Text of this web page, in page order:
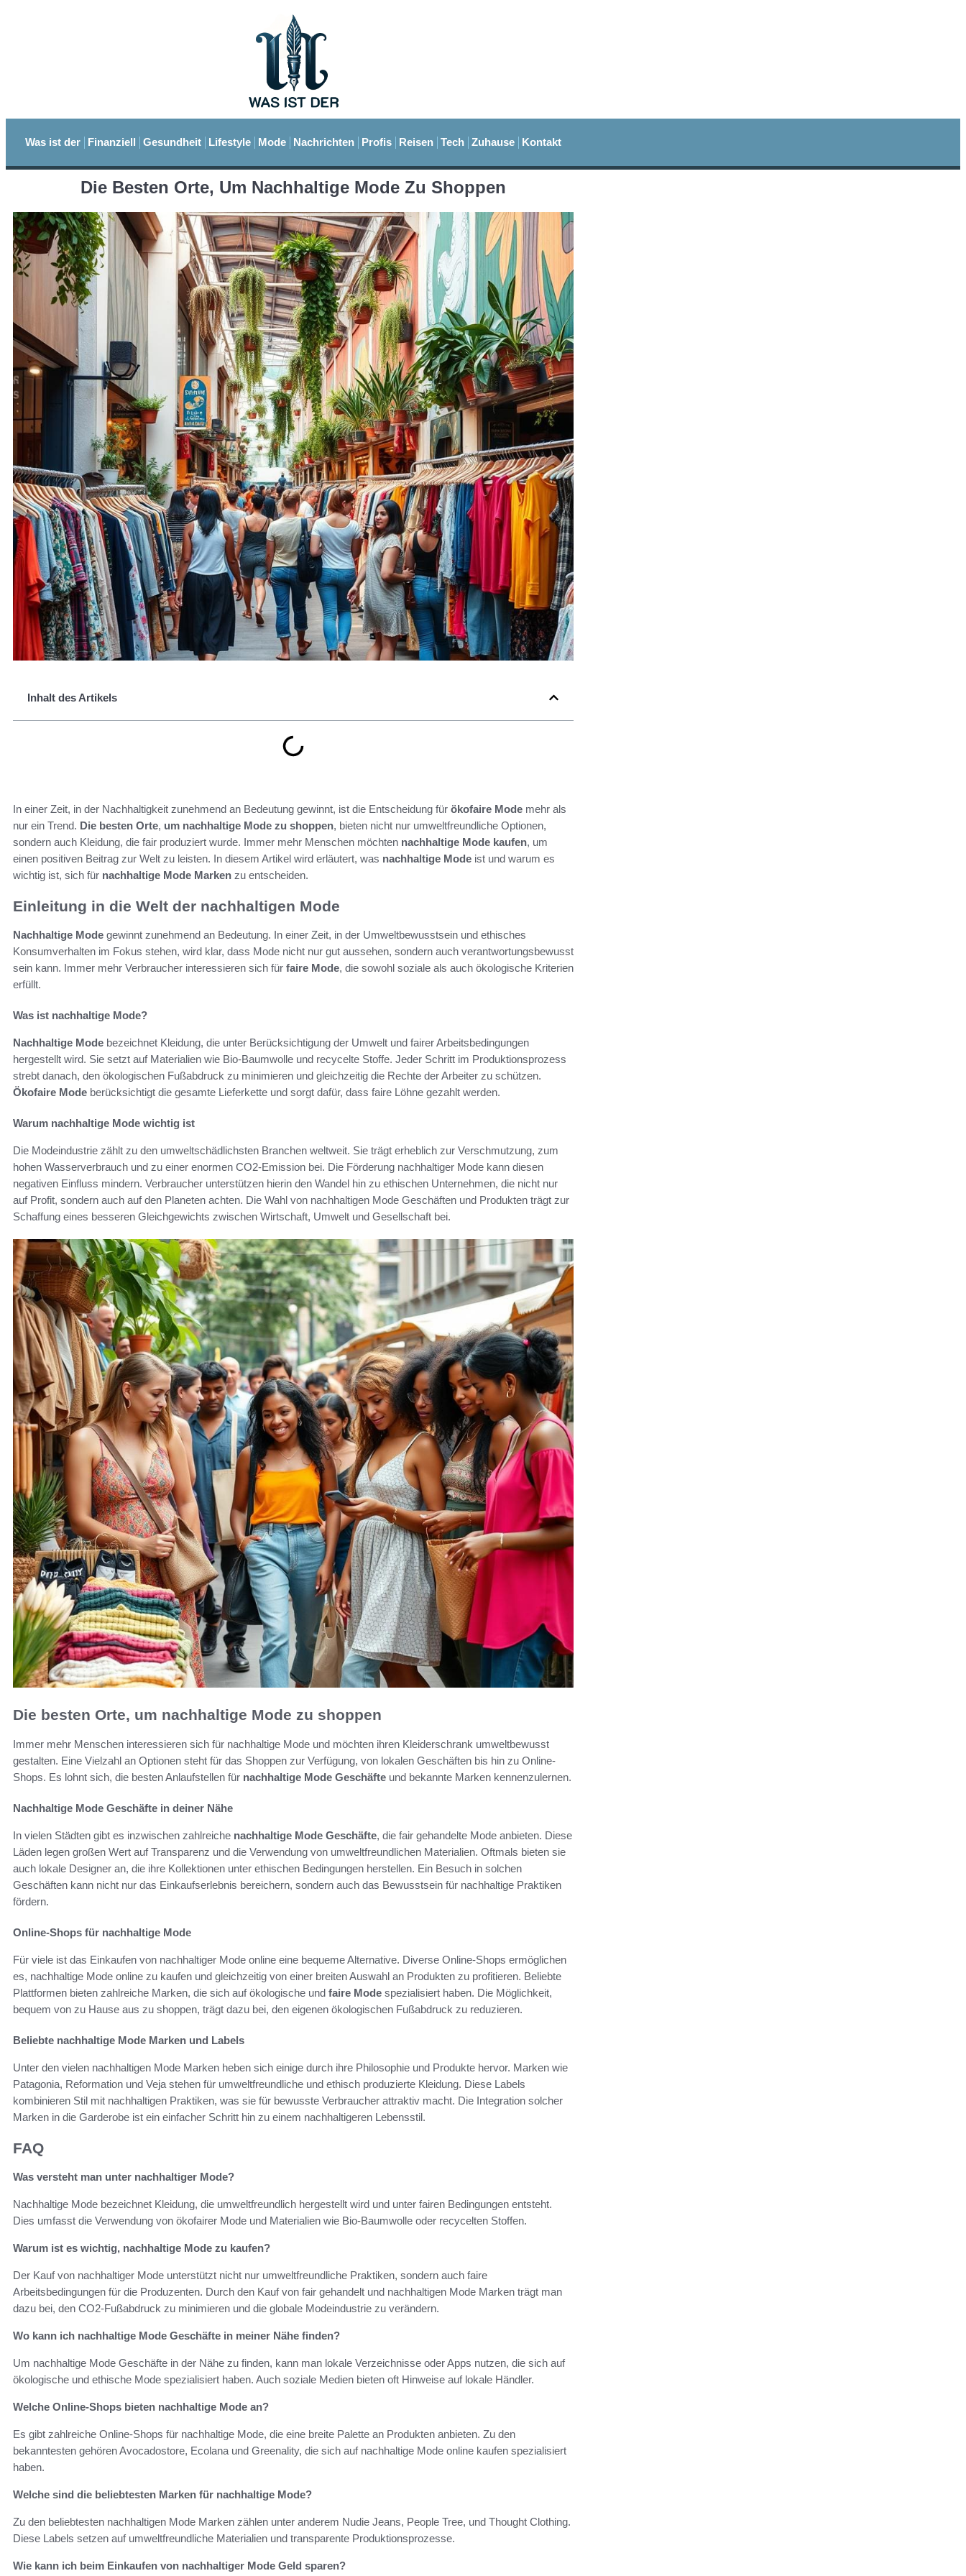
Was ist der Finanziell Gesundheit Lifestyle Mode Nachrichten Profis Reisen Tech Zuhause Kontakt
Die Besten Orte, Um Nachhaltige Mode Zu Shoppen
Inhalt des Artikels
In einer Zeit, in der Nachhaltigkeit zunehmend an Bedeutung gewinnt, ist die Entscheidung für ökofaire Mode mehr als
nur ein Trend. Die besten Orte, um nachhaltige Mode zu shoppen, bieten nicht nur umweltfreundliche Optionen,
sondern auch Kleidung, die fair produziert wurde. Immer mehr Menschen möchten nachhaltige Mode kaufen, um
einen positiven Beitrag zur Welt zu leisten. In diesem Artikel wird erläutert, was nachhaltige Mode ist und warum es
wichtig ist, sich für nachhaltige Mode Marken zu entscheiden.
Einleitung in die Welt der nachhaltigen Mode
Nachhaltige Mode gewinnt zunehmend an Bedeutung. In einer Zeit, in der Umweltbewusstsein und ethisches
Konsumverhalten im Fokus stehen, wird klar, dass Mode nicht nur gut aussehen, sondern auch verantwortungsbewusst
sein kann. Immer mehr Verbraucher interessieren sich für faire Mode, die sowohl soziale als auch ökologische Kriterien
erfüllt.
Was ist nachhaltige Mode?
Nachhaltige Mode bezeichnet Kleidung, die unter Berücksichtigung der Umwelt und fairer Arbeitsbedingungen
hergestellt wird. Sie setzt auf Materialien wie Bio-Baumwolle und recycelte Stoffe. Jeder Schritt im Produktionsprozess
strebt danach, den ökologischen Fußabdruck zu minimieren und gleichzeitig die Rechte der Arbeiter zu schützen.
Ökofaire Mode berücksichtigt die gesamte Lieferkette und sorgt dafür, dass faire Löhne gezahlt werden.
Warum nachhaltige Mode wichtig ist
Die Modeindustrie zählt zu den umweltschädlichsten Branchen weltweit. Sie trägt erheblich zur Verschmutzung, zum
hohen Wasserverbrauch und zu einer enormen CO2-Emission bei. Die Förderung nachhaltiger Mode kann diesen
negativen Einfluss mindern. Verbraucher unterstützen hierin den Wandel hin zu ethischen Unternehmen, die nicht nur
auf Profit, sondern auch auf den Planeten achten. Die Wahl von nachhaltigen Mode Geschäften und Produkten trägt zur
Schaffung eines besseren Gleichgewichts zwischen Wirtschaft, Umwelt und Gesellschaft bei.
Die besten Orte, um nachhaltige Mode zu shoppen
Immer mehr Menschen interessieren sich für nachhaltige Mode und möchten ihren Kleiderschrank umweltbewusst
gestalten. Eine Vielzahl an Optionen steht für das Shoppen zur Verfügung, von lokalen Geschäften bis hin zu Online-
Shops. Es lohnt sich, die besten Anlaufstellen für nachhaltige Mode Geschäfte und bekannte Marken kennenzulernen.
Nachhaltige Mode Geschäfte in deiner Nähe
In vielen Städten gibt es inzwischen zahlreiche nachhaltige Mode Geschäfte, die fair gehandelte Mode anbieten. Diese
Läden legen großen Wert auf Transparenz und die Verwendung von umweltfreundlichen Materialien. Oftmals bieten sie
auch lokale Designer an, die ihre Kollektionen unter ethischen Bedingungen herstellen. Ein Besuch in solchen
Geschäften kann nicht nur das Einkaufserlebnis bereichern, sondern auch das Bewusstsein für nachhaltige Praktiken
fördern.
Online-Shops für nachhaltige Mode
Für viele ist das Einkaufen von nachhaltiger Mode online eine bequeme Alternative. Diverse Online-Shops ermöglichen
es, nachhaltige Mode online zu kaufen und gleichzeitig von einer breiten Auswahl an Produkten zu profitieren. Beliebte
Plattformen bieten zahlreiche Marken, die sich auf ökologische und faire Mode spezialisiert haben. Die Möglichkeit,
bequem von zu Hause aus zu shoppen, trägt dazu bei, den eigenen ökologischen Fußabdruck zu reduzieren.
Beliebte nachhaltige Mode Marken und Labels
Unter den vielen nachhaltigen Mode Marken heben sich einige durch ihre Philosophie und Produkte hervor. Marken wie
Patagonia, Reformation und Veja stehen für umweltfreundliche und ethisch produzierte Kleidung. Diese Labels
kombinieren Stil mit nachhaltigen Praktiken, was sie für bewusste Verbraucher attraktiv macht. Die Integration solcher
Marken in die Garderobe ist ein einfacher Schritt hin zu einem nachhaltigeren Lebensstil.
FAQ
Was versteht man unter nachhaltiger Mode?
Nachhaltige Mode bezeichnet Kleidung, die umweltfreundlich hergestellt wird und unter fairen Bedingungen entsteht.
Dies umfasst die Verwendung von ökofairer Mode und Materialien wie Bio-Baumwolle oder recycelten Stoffen.
Warum ist es wichtig, nachhaltige Mode zu kaufen?
Der Kauf von nachhaltiger Mode unterstützt nicht nur umweltfreundliche Praktiken, sondern auch faire
Arbeitsbedingungen für die Produzenten. Durch den Kauf von fair gehandelt und nachhaltigen Mode Marken trägt man
dazu bei, den CO2-Fußabdruck zu minimieren und die globale Modeindustrie zu verändern.
Wo kann ich nachhaltige Mode Geschäfte in meiner Nähe finden?
Um nachhaltige Mode Geschäfte in der Nähe zu finden, kann man lokale Verzeichnisse oder Apps nutzen, die sich auf
ökologische und ethische Mode spezialisiert haben. Auch soziale Medien bieten oft Hinweise auf lokale Händler.
Welche Online-Shops bieten nachhaltige Mode an?
Es gibt zahlreiche Online-Shops für nachhaltige Mode, die eine breite Palette an Produkten anbieten. Zu den
bekanntesten gehören Avocadostore, Ecolana und Greenality, die sich auf nachhaltige Mode online kaufen spezialisiert
haben.
Welche sind die beliebtesten Marken für nachhaltige Mode?
Zu den beliebtesten nachhaltigen Mode Marken zählen unter anderem Nudie Jeans, People Tree, und Thought Clothing.
Diese Labels setzen auf umweltfreundliche Materialien und transparente Produktionsprozesse.
Wie kann ich beim Einkaufen von nachhaltiger Mode Geld sparen?